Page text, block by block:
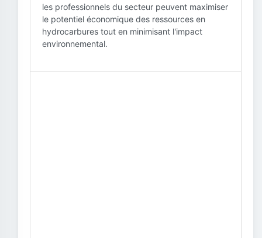
les professionnels du secteur peuvent maximiser
le potentiel économique des ressources en
hydrocarbures tout en minimisant l'impact
environnemental.